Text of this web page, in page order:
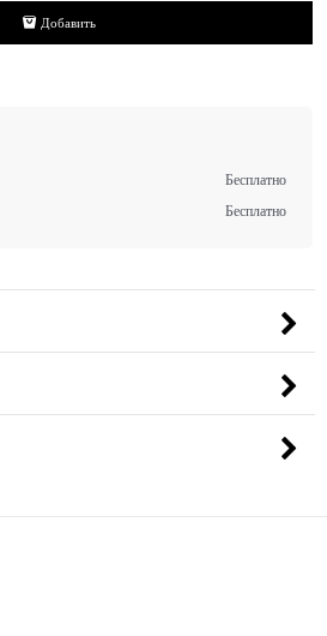
Добавить
Бесплатно
Бесплатно